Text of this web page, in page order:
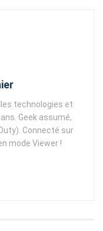
technologies et
Geek assumé,
Connecté sur
mode Viewer !